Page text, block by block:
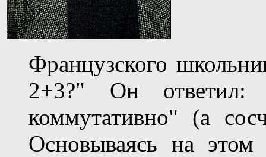
Французского
2+3?" Он ответил:
коммутативно" (а
Основываясь на